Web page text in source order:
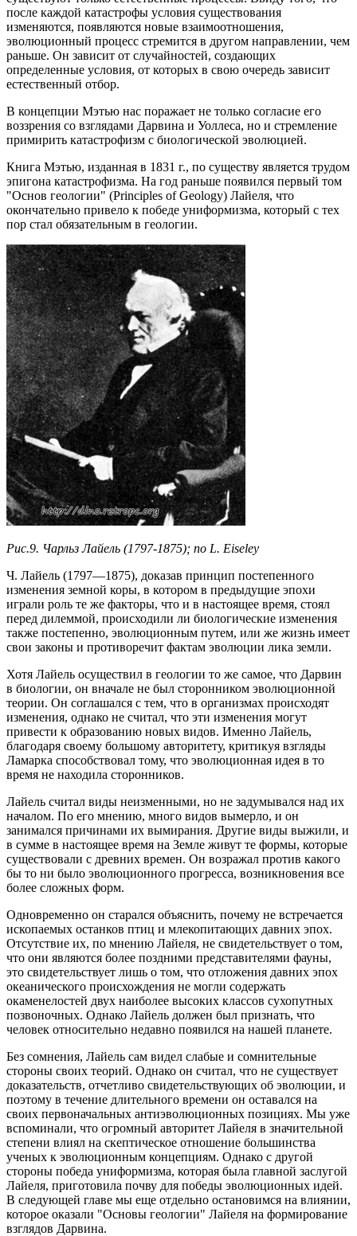
после каждой катастрофы условия существования
изменяются, появляются новые взаимоотношения,
эволюционный процесс стремится в другом направлении, чем
раньше. Он зависит от случайностей, создающих
определенные условия, от которых в свою очередь зависит
естественный отбор.
В концепции Мэтью нас поражает не только согласие его
воззрения со взглядами Дарвина и Уоллеса, но и стремление
примирить катастрофизм с биологической эволюцией.
Книга Мэтью, изданная в 1831 г., по существу является трудом
эпигона катастрофизма. На год раньше появился первый том
"Основ геологии" (Principles of Geology) Лайеля, что
окончательно привело к победе униформизма, который с тех
пор стал обязательным в геологии.
Рис.9. Чарльз Лайель (1797-1875); по L. Eiseley
Ч. Лайель (1797—1875), доказав принцип постепенного
изменения земной коры, в котором в предыдущие эпохи
играли роль те же факторы, что и в настоящее время, стоял
перед дилеммой, происходили ли биологические изменения
также постепенно, эволюционным путем, или же жизнь имеет
свои законы и противоречит фактам эволюции лика земли.
Хотя Лайель осуществил в геологии то же самое, что Дарвин
в биологии, он вначале не был сторонником эволюционной
теории. Он соглашался с тем, что в организмах происходят
изменения, однако не считал, что эти изменения могут
привести к образованию новых видов. Именно Лайель,
благодаря своему большому авторитету, критикуя взгляды
Ламарка способствовал тому, что эволюционная идея в то
время не находила сторонников.
Лайель считал виды неизменными, но не задумывался над их
началом. По его мнению, много видов вымерло, и он
занимался причинами их вымирания. Другие виды выжили, и
в сумме в настоящее время на Земле живут те формы, которые
существовали с древних времен. Он возражал против какого
бы то ни было эволюционного прогресса, возникновения все
более сложных форм.
Одновременно он старался объяснить, почему не встречается
ископаемых останков птиц и млекопитающих давних эпох.
Отсутствие их, по мнению Лайеля, не свидетельствует о том,
что они являются более поздними представителями фауны,
это свидетельствует лишь о том, что отложения давних эпох
океанического происхождения не могли содержать
окаменелостей двух наиболее высоких классов сухопутных
позвоночных. Однако Лайель должен был признать, что
человек относительно недавно появился на нашей планете.
Без сомнения, Лайель сам видел слабые и сомнительные
стороны своих теорий. Однако он считал, что не существует
доказательств, отчетливо свидетельствующих об эволюции, и
поэтому в течение длительного времени он оставался на
своих первоначальных антиэволюционных позициях. Мы уже
вспоминали, что огромный авторитет Лайеля в значительной
степени влиял на скептическое отношение большинства
ученых к эволюционным концепциям. Однако с другой
стороны победа униформизма, которая была главной заслугой
Лайеля, приготовила почву для победы эволюционных идей.
В следующей главе мы еще отдельно остановимся на влиянии,
которое оказали "Основы геологии" Лайеля на формирование
взглядов Дарвина.